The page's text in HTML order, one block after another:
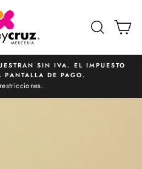
diapositivas
SIN IVA. EL IMPUESTO
PANTALLA DE PAGO.